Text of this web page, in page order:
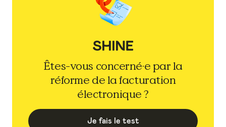
Êtes-vous concerné·e par la
réforme de la facturation
électronique ?
Je fais le test